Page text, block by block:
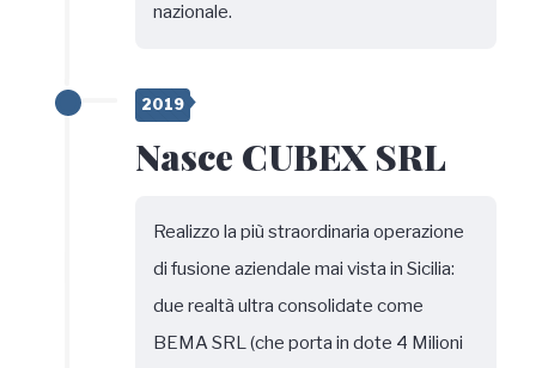
nazionale.
2019
Nasce CUBEX SRL
Realizzo la più straordinaria operazione
di fusione aziendale mai vista in Sicilia:
due realtà ultra consolidate come
BEMA SRL (che porta in dote 4 Milioni